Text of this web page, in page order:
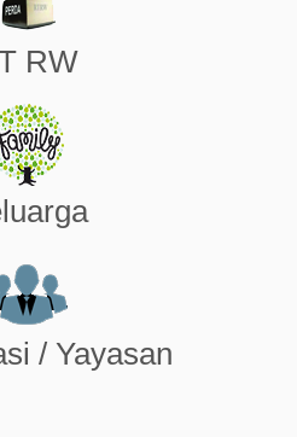
RW
/ Yayasan